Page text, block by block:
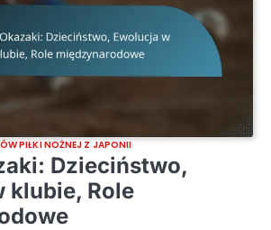
PIŁKI NOŻNEJ Z JAPONII
Dzieciństwo,
klubie, Role